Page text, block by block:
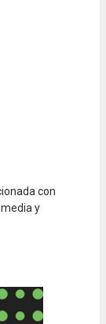
con
y